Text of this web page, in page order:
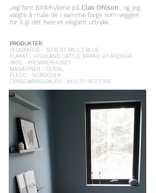
Jeg fant bildehyllene på Clas Ohlson , og jeg
valgte å male de i samme farge som veggen
for å gi det hele et elegant uttrykk.
PRODUKTER:
VEGGFARGE - 5030 ST PAULS BLUE
PLAKAT - HIGHLAND CATTLE, BRAND BY ANDREA
VASE - KREMMERHUSET
MAGASINER - CERIAL
PLEDD - NORDOVER
OPPBEVARINGSKURV - MUUTO RESTORE